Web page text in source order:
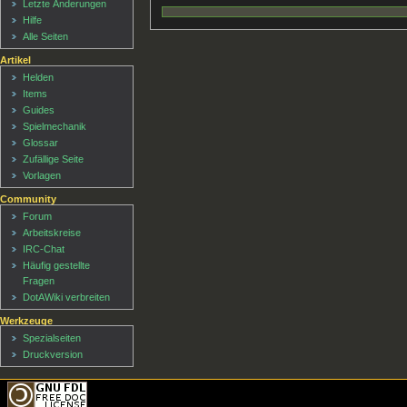
Letzte Änderungen
Hilfe
Alle Seiten
Artikel
Helden
Items
Guides
Spielmechanik
Glossar
Zufällige Seite
Vorlagen
Community
Forum
Arbeitskreise
IRC-Chat
Häufig gestellte
Fragen
DotAWiki verbreiten
Werkzeuge
Spezialseiten
Druckversion